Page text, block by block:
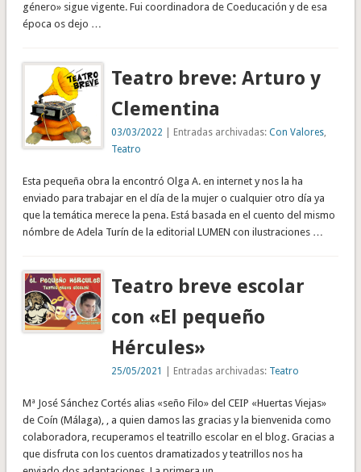
género» sigue vigente. Fui coordinadora de Coeducación y de esa
época os dejo …
Teatro breve: Arturo y
Clementina
03/03/2022 | Entradas archivadas:Con Valores,
Teatro
Esta pequeña obra la encontró Olga A. en internet y nos la ha
enviado para trabajar en el día de la mujer o cualquier otro día ya
que la temática merece la pena. Está basada en el cuento del mismo
nómbre de Adela Turín de la editorial LUMEN con ilustraciones …
Teatro breve escolar
con «El pequeño
Hércules»
25/05/2021 | Entradas archivadas: Teatro
Mª José Sánchez Cortés alias «seño Filo» del CEIP «Huertas Viejas»
de Coín (Málaga), , a quien damos las gracias y la bienvenida como
colaboradora, recuperamos el teatrillo escolar en el blog. Gracias a
que disfruta con los cuentos dramatizados y teatrillos nos ha